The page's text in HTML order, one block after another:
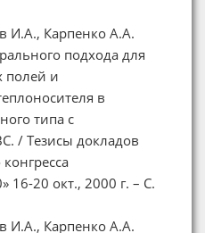
И.А., Карпенко А.А.
подхода для
полей и
в
типа с
/ Тезисы докладов
16-20 окт., 2000 г. – С.
И.А., Карпенко А.А.